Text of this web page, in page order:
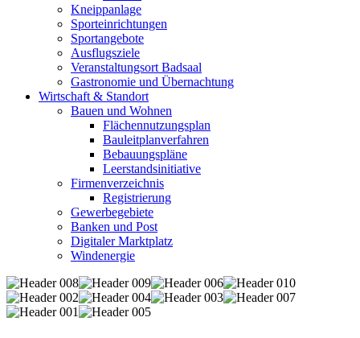
Kneippanlage
Sporteinrichtungen
Sportangebote
Ausflugsziele
Veranstaltungsort Badsaal
Gastronomie und Übernachtung
Wirtschaft & Standort
Bauen und Wohnen
Flächennutzungsplan
Bauleitplanverfahren
Bebauungspläne
Leerstandsinitiative
Firmenverzeichnis
Registrierung
Gewerbegebiete
Banken und Post
Digitaler Marktplatz
Windenergie